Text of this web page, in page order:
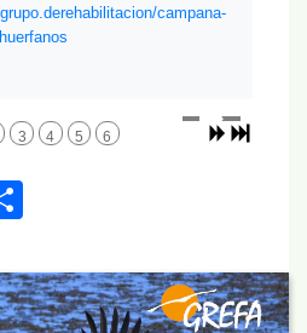
campana-
3 4 5 6